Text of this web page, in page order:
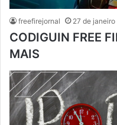
freefirejornal 27 de
CODIGUIN FREE
MAIS